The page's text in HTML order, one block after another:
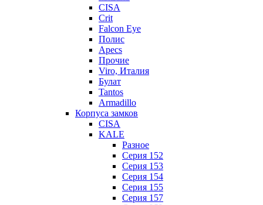
CISA
Crit
Falcon Eye
Полис
Apecs
Прочие
Viro, Италия
Булат
Tantos
Armadillo
Корпуса замков
CISA
KALE
Разное
Серия 152
Серия 153
Серия 154
Серия 155
Серия 157